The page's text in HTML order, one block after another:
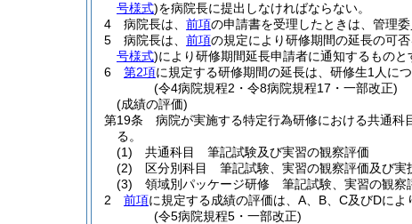
号様式)を病院長に提出しなければならない。
4
病院長は、 前項の申請書を受理したときは、管理
5
病院長は、 前項の規定により研修期間の延長の可
号様式)により研修期間延長申請者に通知するものと
6
第2項に規定する研修期間の延長は、研修生1人に
(令4病院規程2・令8病院規程17・一部改正)
(成績の評価)
第19条
病院が実施する特定行為研修における共通科
る。
(1)
共通科目 筆記試験及び実習の観察評価
(2)
区分別科目 筆記試験、実習の観察評価及び実
(3)
領域別パッケージ研修 筆記試験、実習の観察
2
前項に規定する成績の評価は、A、B、C及びDに
(令5病院規程5・一部改正)